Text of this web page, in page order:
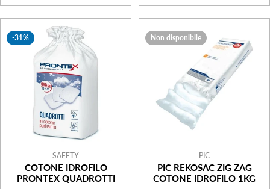
-31%
SAFETY
COTONE IDROFILO
PRONTEX QUADROTTI
Non disponibile
PIC
PIC REKOSAC ZIG ZAG
COTONE IDROFILO 1KG